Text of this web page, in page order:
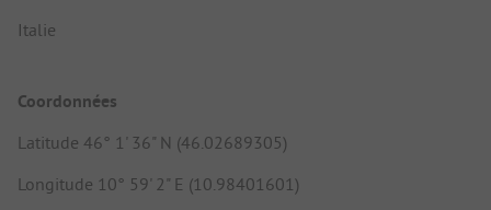
Italie
Coordonnées
Latitude 46° 1' 36" N (46.02689305)
Longitude 10° 59' 2" E (10.98401601)